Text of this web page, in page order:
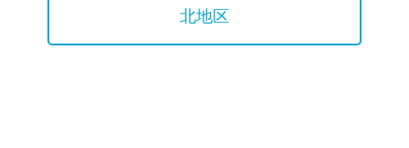
北地区